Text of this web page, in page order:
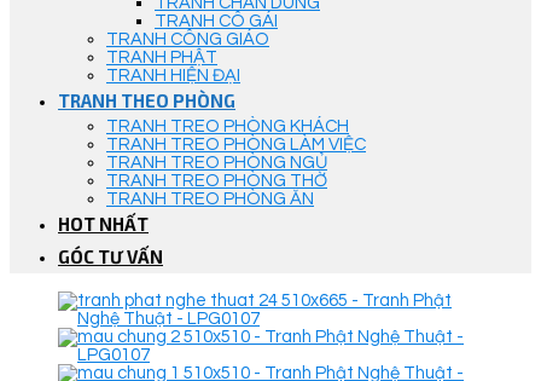
TRANH CÔ GÁI
TRANH CÔNG GIÁO
TRANH PHẬT
TRANH HIỆN ĐẠI
TRANH THEO PHÒNG
TRANH TREO PHÒNG KHÁCH
TRANH TREO PHÒNG LÀM VIỆC
TRANH TREO PHÒNG NGỦ
TRANH TREO PHÒNG THỜ
TRANH TREO PHÒNG ĂN
HOT NHẤT
GÓC TƯ VẤN